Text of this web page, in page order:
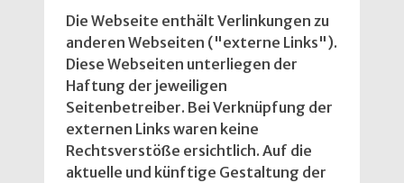
Die Webseite enthält Verlinkungen zu
anderen Webseiten ("externe Links").
Diese Webseiten unterliegen der
Haftung der jeweiligen
Seitenbetreiber. Bei Verknüpfung der
externen Links waren keine
Rechtsverstöße ersichtlich. Auf die
aktuelle und künftige Gestaltung der